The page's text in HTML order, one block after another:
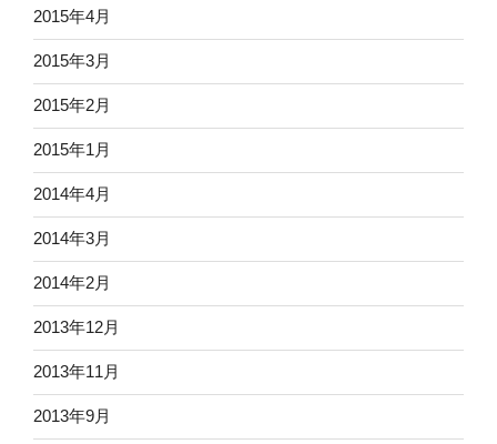
2015年4月
2015年3月
2015年2月
2015年1月
2014年4月
2014年3月
2014年2月
2013年12月
2013年11月
2013年9月